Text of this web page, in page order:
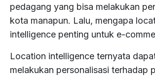
Us
Partnership
Careers
pedagang yang bisa melakukan
kota manapun. Lalu, mengapa
intelligence penting untuk e-
Location intelligence ternyata
melakukan personalisasi terhadap